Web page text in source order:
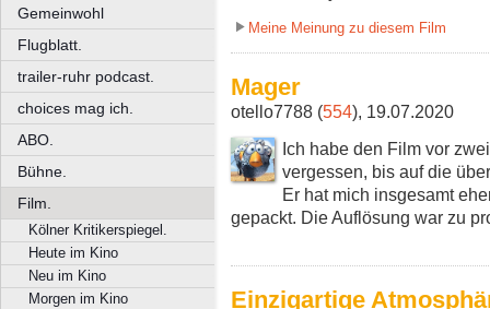
Gemeinwohl
Flugblatt.
trailer-ruhr podcast.
choices mag ich.
ABO.
Bühne.
Film.
Kölner Kritikerspiegel.
Heute im Kino
Neu im Kino
Morgen im Kino
Meine Meinung zu diesem Film
Mager
otello7788 (554), 19.07.2020
Ich habe den Film vor
vergessen, bis auf die
Er hat mich insgesamt
gepackt. Die Auflösung war zu
Einzigartige